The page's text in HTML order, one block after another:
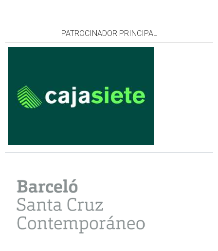
PATROCINADOR PRINCIPAL